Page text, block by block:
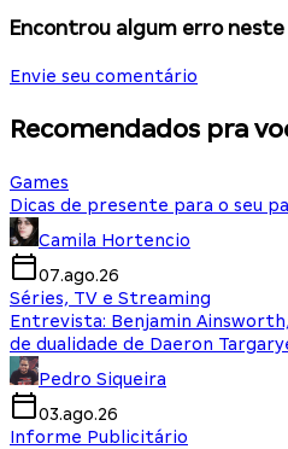
Encontrou algum erro
Envie seu comentário
Recomendados pra
Games
Dicas de presente para o seu
Camila Hortencio
07.ago.26
Séries, TV e Streaming
Entrevista: Benjamin
de dualidade de Daeron
Pedro Siqueira
03.ago.26
Informe Publicitário